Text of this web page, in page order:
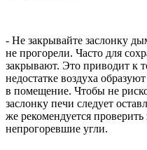
- Не закрывайте заслонку
не прогорели. Часто для
закрывают. Это приводит к
недостатке воздуха
в помещение. Чтобы не
заслонку печи следует
же рекомендуется
непрогоревшие угли.